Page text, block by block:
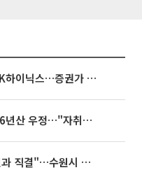
'불안과 기대 사이' 널뛰는 SK하이닉스…증권가 "HBM4·LTA 기반 펀터멘털 견고"
'나혼산' 류혜영, 고경표와 16년산 우정…"자취방서 부모님과 마주쳐"
이재준 시장 "정전, 시민안전과 직결"…수원시 비상대응체계 가동